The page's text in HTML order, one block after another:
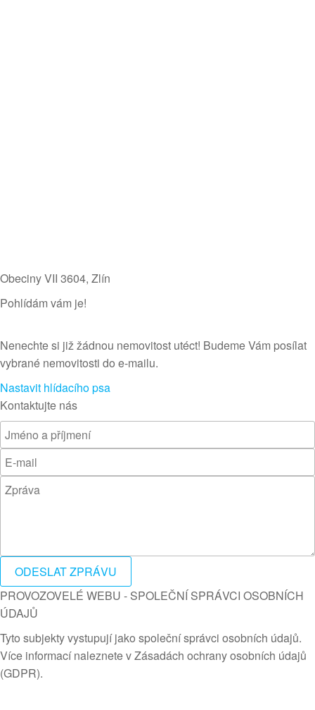
Obeciny VII 3604​, Zlín
Pohlídám vám je!
Nenechte si již žádnou nemovitost utéct! Budeme Vám posílat
vybrané nemovitosti do e-mailu.
Nastavit hlídacího psa
Kontaktujte nás
ODESLAT ZPRÁVU
PROVOZOVELÉ WEBU - SPOLEČNÍ SPRÁVCI OSOBNÍCH
ÚDAJŮ
Tyto subjekty vystupují jako společní správci osobních údajů.
Více informací naleznete v Zásadách ochrany osobních údajů
(GDPR).